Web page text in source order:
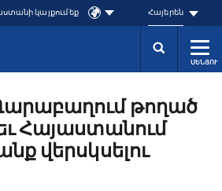
կայքում եք Հայերեն
ՄԵՆՅՈՒ
թողած
Հայաստանում
վերսկսելու